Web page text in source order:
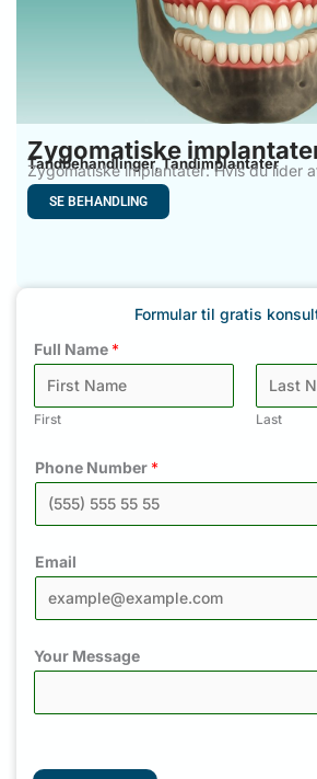
Zygomatiske
Tandbehandlinger,Tandimplantater
Zygomatiske implantater: Hvis du lider
overkæben og
SE BEHANDLING
Formular til gratis
Full Name *
First Last
Phone Number *
Email
Your Message